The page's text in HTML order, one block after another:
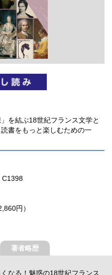
を結ぶ18世紀フランス文学と
書をもっと楽しむための一
C1398
円）
著者略歴
なる！魅惑の18世紀フランス